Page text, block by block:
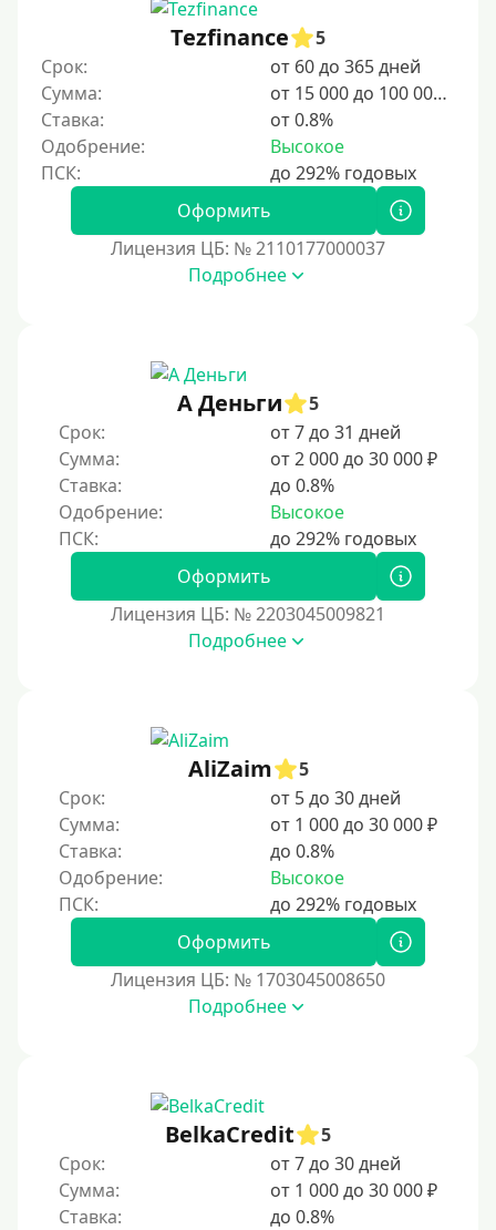
2 недели
15 дней
20 дней
21 день
30 дней без процентов
100 дней
4 месяца
5 месяцев
На полгода
10 месяцев
4 года
5 лет
Краткосрочные
Долгосрочные
Принятие решения
За 15 минут
За час
Tezfinance
5
Срок:
от 60 до 365 дней
Сумма:
от 15 000 до 100 000 ₽
Ставка:
от 0.8%
Одобрение:
Высокое
Оформить
Лицензия ЦБ: № 2110177000037
Подробнее
А Деньги
5
Срок:
от 7 до 31 дней
Сумма:
от 2 000 до 30 000 ₽
Ставка:
до 0.8%
Одобрение:
Высокое
Оформить
Лицензия ЦБ: № 2203045009821
Подробнее
AliZaim
5
Срок:
от 5 до 30 дней
Сумма:
от 1 000 до 30 000 ₽
Ставка:
до 0.8%
Одобрение:
Высокое
Оформить
Лицензия ЦБ: № 1703045008650
Подробнее
BelkaCredit
5
Срок:
от 7 до 30 дней
Сумма:
от 1 000 до 30 000 ₽
Ставка:
до 0.8%